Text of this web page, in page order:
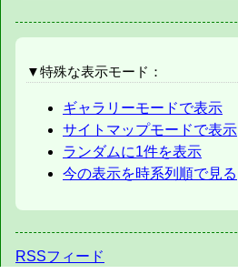
▼特殊な表示モード：
ギャラリーモードで表示
サイトマップモードで表示
ランダムに1件を表示
今の表示を時系列順で見る
RSSフィード